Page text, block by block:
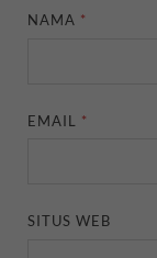
NAMA *
EMAIL *
SITUS WEB